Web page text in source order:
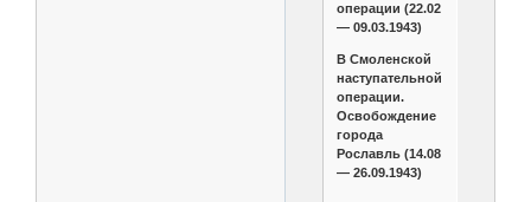
операции (22.02
— 09.03.1943)
В Смоленской
наступательной
операции.
Освобождение
города
Рославль (14.08
— 26.09.1943)